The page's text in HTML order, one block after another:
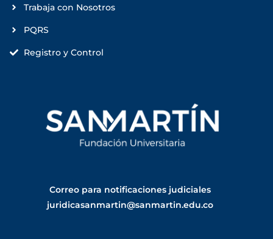
Trabaja con Nosotros
PQRS
Registro y Control
Correo para notificaciones judiciales
juridicasanmartin@sanmartin.edu.co